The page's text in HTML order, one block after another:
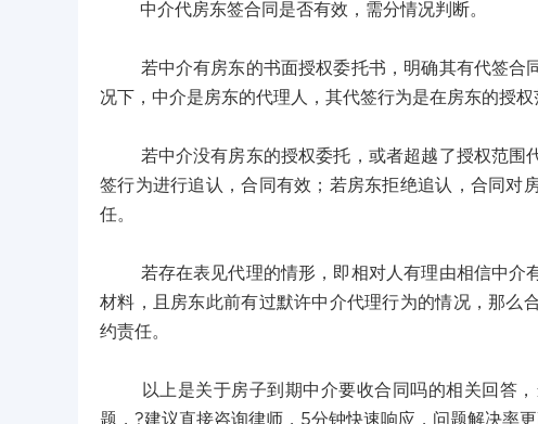
中介代房东签合同是否有效，需分情况判断。
若中介有房东的书面授权委托书，明确其有代签合
况下，中介是房东的代理人，其代签行为是在房东的授
若中介没有房东的授权委托，或者超越了授权范围
签行为进行追认，合同有效；若房东拒绝追认，合同对
任。
若存在表见代理的情形，即相对人有理由相信中介
材料，且房东此前有过默许中介代理行为的情况，那么
约责任。
以上是关于房子到期中介要收合同吗的相关回答，
题，?建议直接咨询律师，5分钟快速响应，问题解决率更